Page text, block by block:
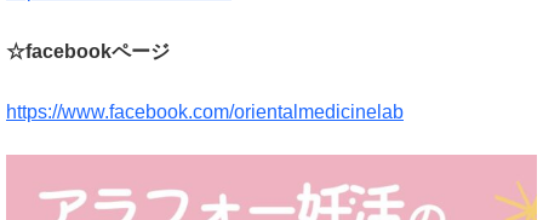
☆facebookページ
https://www.facebook.com/orientalmedicinelab